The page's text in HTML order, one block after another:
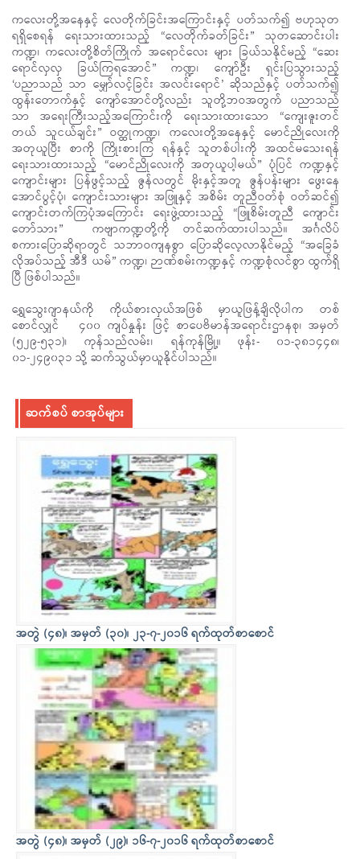
ကလေးတို့အနေနှင့် လေတိုက်ခြင်းအကြောင်းနှင့် ပတ်သက်၍ ဗဟုသုတ
ရရှိစေရန် ရေးသားထားသည့် “လေတိုက်ခတ်ခြင်း” သုတဆောင်းပါး
ကဏ္ဍ၊ ကလေးတို့စိတ်ကြိုက် အရောင်လေး များ ခြယ်သနိုင်မည့် “ဆေး
ရောင်လှလှ ခြယ်ကြရအောင်” ကဏ္ဍ၊ ကျော်ဦး ရှင်းပြသွားသည့်
‘ပညာသည် သာ မျှော်လင့်ခြင်း အလင်းရောင်’ ဆိုသည်နှင့် ပတ်သက်၍
ထွန်းတောက်နှင့် ကျော်အောင်တို့လည်း သူတို့ဘဝအတွက် ပညာသည်
သာ အရေးကြီးသည့်အကြောင်းကို ရေးသားထားသော “ကျေးဇူးတင်
တယ် သူငယ်ချင်း” ဝတ္ထုကဏ္ဍ၊ ကလေးတို့အနေနှင့် မောင်ညိုလေးကို
အတုယူပြီး စာကို ကြိုးစားကြ ရန်နှင့် သူတစ်ပါးကို အထင်မသေးရန်
ရေးသားထားသည့် “မောင်ညိုလေးကို အတုယူပါ့မယ်” ပုံပြင် ကဏ္ဍနှင့်
ကျောင်းများ ပြန်ဖွင့်သည့် ဇွန်လတွင် မိုးနှင့်အတူ ဇွန်ပန်းများ ဖွေးနေ
အောင်ပွင့်ပုံ၊ ကျောင်းသားများ အဖြူနှင့် အစိမ်း တူညီဝတ်စုံ ဝတ်ဆင်၍
ကျောင်းတက်ကြပုံအကြောင်း ရေးဖွဲ့ထားသည့် “ဖြူစိမ်းတူညီ ကျောင်း
တော်သား” ကဗျာကဏ္ဍတို့ကို တင်ဆက်ထားပါသည်။ အင်္ဂလိပ်
စကားပြောဆိုရာတွင် သဘာဝကျနစွာ ပြောဆိုလေ့လာနိုင်မည့် “အခြေခံ
လိုအပ်သည့် အီဒီ ယမ်” ကဏ္ဍ၊ ဉာဏ်စမ်းကဏ္ဍနှင့် ကဏ္ဍစုံလင်စွာ ထွက်ရှိ
ပြီ ဖြစ်ပါသည်။
ရွှေသွေးဂျာနယ်ကို ကိုယ်စားလှယ်အဖြစ် မှာယူဖြန့်ချိလိုပါက တစ်
စောင်လျှင် ၄၀၀ ကျပ်နှုန်း ဖြင့် စာပေဗိမာန်အရောင်းဌာနစု၊ အမှတ်
(၅၂၉-၅၃၁)၊ ကုန်သည်လမ်း၊ ရန်ကုန်မြို့။ ဖုန်း- ၀၁-၃၈၁၄၄၈၊
၀၁-၂၄၉၀၃၁ သို့ ဆက်သွယ်မှာယူနိုင်ပါသည်။
ဆက်စပ် စာအုပ်များ
အတွဲ (၄၈)၊ အမှတ် (၃၀)၊ ၂၃-၇-၂၀၁၆ ရက်ထုတ်စာစောင်
အတွဲ (၄၈)၊ အမှတ် (၂၉)၊ ၁၆-၇-၂၀၁၆ ရက်ထုတ်စာစောင်